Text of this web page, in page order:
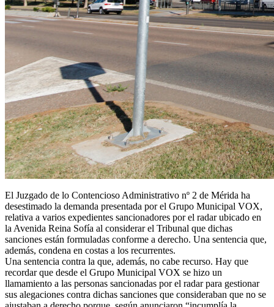
El Juzgado de lo Contencioso Administrativo nº 2 de Mérida ha
desestimado la demanda presentada por el Grupo Municipal VOX,
relativa a varios expedientes sancionadores por el radar ubicado en
la Avenida Reina Sofía al considerar el Tribunal que dichas
sanciones están formuladas conforme a derecho. Una sentencia que,
además, condena en costas a los recurrentes.
Una sentencia contra la que, además, no cabe recurso. Hay que
recordar que desde el Grupo Municipal VOX se hizo un
llamamiento a las personas sancionadas por el radar para gestionar
sus alegaciones contra dichas sanciones que consideraban que no se